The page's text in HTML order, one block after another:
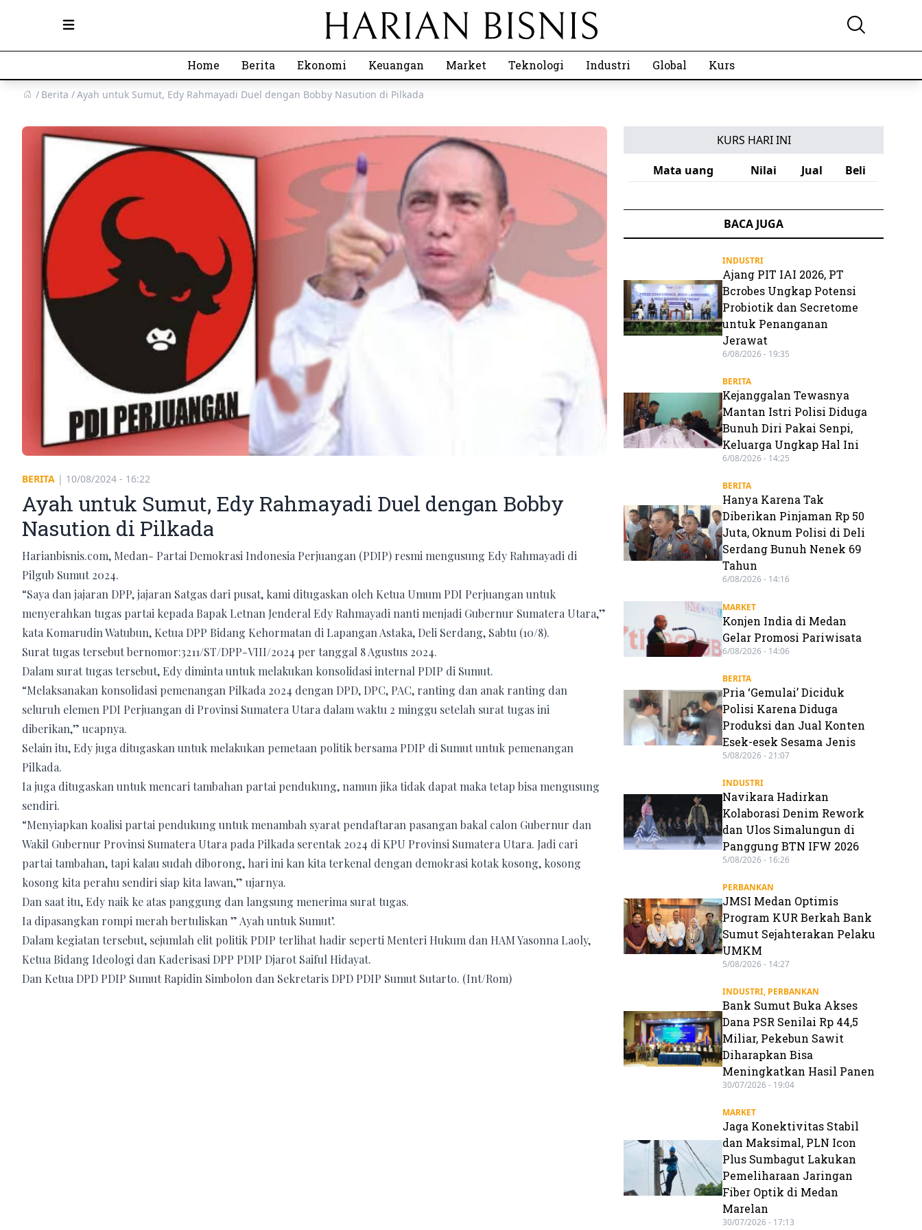
Open main menu
Home Berita Ekonomi Keuangan Market Teknologi Industri Global Kurs
Berita Ayah untuk Sumut, Edy Rahmayadi Duel dengan Bobby Nasution di Pilkada
BERITA | 10/08/2024 - 16:22
Ayah untuk Sumut, Edy Rahmayadi Duel dengan Bobby
Nasution di Pilkada
Harianbisnis.com, Medan- Partai Demokrasi Indonesia Perjuangan (PDIP) resmi mengusung Edy Rahmayadi di
Pilgub Sumut 2024.
“Saya dan jajaran DPP, jajaran Satgas dari pusat, kami ditugaskan oleh Ketua Umum PDI Perjuangan untuk
menyerahkan tugas partai kepada Bapak Letnan Jenderal Edy Rahmayadi nanti menjadi Gubernur Sumatera Utara,”
kata Komarudin Watubun, Ketua DPP Bidang Kehormatan di Lapangan Astaka, Deli Serdang, Sabtu (10/8).
Surat tugas tersebut bernomor:3211/ST/DPP-VIII/2024 per tanggal 8 Agustus 2024.
Dalam surat tugas tersebut, Edy diminta untuk melakukan konsolidasi internal PDIP di Sumut.
“Melaksanakan konsolidasi pemenangan Pilkada 2024 dengan DPD, DPC, PAC, ranting dan anak ranting dan
seluruh elemen PDI Perjuangan di Provinsi Sumatera Utara dalam waktu 2 minggu setelah surat tugas ini
diberikan,” ucapnya.
Selain itu, Edy juga ditugaskan untuk melakukan pemetaan politik bersama PDIP di Sumut untuk pemenangan
Pilkada.
Ia juga ditugaskan untuk mencari tambahan partai pendukung, namun jika tidak dapat maka tetap bisa mengusung
sendiri.
“Menyiapkan koalisi partai pendukung untuk menambah syarat pendaftaran pasangan bakal calon Gubernur dan
Wakil Gubernur Provinsi Sumatera Utara pada Pilkada serentak 2024 di KPU Provinsi Sumatera Utara. Jadi cari
partai tambahan, tapi kalau sudah diborong, hari ini kan kita terkenal dengan demokrasi kotak kosong, kosong
kosong kita perahu sendiri siap kita lawan,” ujarnya.
Dan saat itu, Edy naik ke atas panggung dan langsung menerima surat tugas.
Ia dipasangkan rompi merah bertuliskan ” Ayah untuk Sumut’.
Dalam kegiatan tersebut, sejumlah elit politik PDIP terlihat hadir seperti Menteri Hukum dan HAM Yasonna Laoly,
Ketua Bidang Ideologi dan Kaderisasi DPP PDIP Djarot Saiful Hidayat.
Dan Ketua DPD PDIP Sumut Rapidin Simbolon dan Sekretaris DPD PDIP Sumut Sutarto. (Int/Rom)
KURS HARI INI
Mata uang
Nilai Jual Beli
BACA JUGA
INDUSTRI
Ajang PIT IAI 2026, PT
Bcrobes Ungkap Potensi
Probiotik dan Secretome
untuk Penanganan
Jerawat
6/08/2026 - 19:35
BERITA
Kejanggalan Tewasnya
Mantan Istri Polisi Diduga
Bunuh Diri Pakai Senpi,
Keluarga Ungkap Hal Ini
6/08/2026 - 14:25
BERITA
Hanya Karena Tak
Diberikan Pinjaman Rp 50
Juta, Oknum Polisi di Deli
Serdang Bunuh Nenek 69
Tahun
6/08/2026 - 14:16
MARKET
Konjen India di Medan
Gelar Promosi Pariwisata
6/08/2026 - 14:06
BERITA
Pria ‘Gemulai’ Diciduk
Polisi Karena Diduga
Produksi dan Jual Konten
Esek-esek Sesama Jenis
5/08/2026 - 21:07
INDUSTRI
Navikara Hadirkan
Kolaborasi Denim Rework
dan Ulos Simalungun di
Panggung BTN IFW 2026
5/08/2026 - 16:26
PERBANKAN
JMSI Medan Optimis
Program KUR Berkah Bank
Sumut Sejahterakan Pelaku
UMKM
5/08/2026 - 14:27
INDUSTRI, PERBANKAN
Bank Sumut Buka Akses
Dana PSR Senilai Rp 44,5
Miliar, Pekebun Sawit
Diharapkan Bisa
Meningkatkan Hasil Panen
30/07/2026 - 19:04
MARKET
Jaga Konektivitas Stabil
dan Maksimal, PLN Icon
Plus Sumbagut Lakukan
Pemeliharaan Jaringan
Fiber Optik di Medan
Marelan
30/07/2026 - 17:13